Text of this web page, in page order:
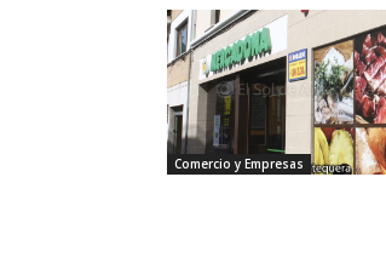
Comercio y Empresas